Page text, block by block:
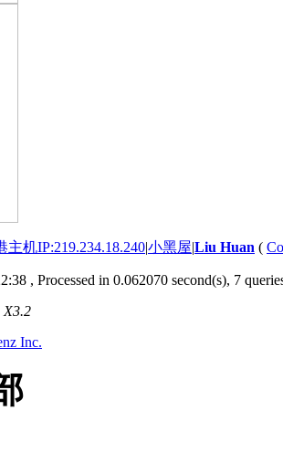
主机IP:219.234.18.240|小黑屋|Liu Huan (
, Processed in 0.062070 second(s), 7
X3.2
Inc.